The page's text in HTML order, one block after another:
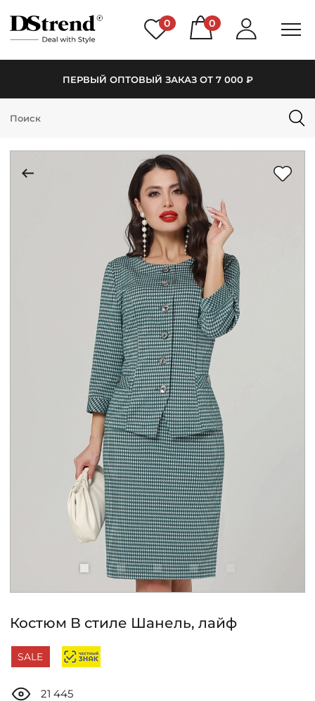
0 0
ПЕРВЫЙ ОПТОВЫЙ ЗАКАЗ ОТ 7 000 ₽
КАТАЛОГ
НОВИНКИ
РАСПРОДАЖА
КОНТАКТЫ
СКИДКИ
ЧАСТО ЗАДАВАЕМЫЕ ВОПРОСЫ
ОПТОВЫМ ПОКУПАТЕЛЯМ
РОЗНИЧНЫМ ПОКУПАТЕЛЯМ
Костюм В стиле Шанель, лайф
SALE
21 445